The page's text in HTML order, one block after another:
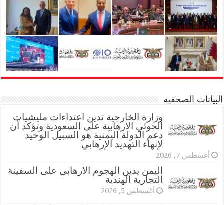
البيانات الصحفية
وزارة الخارجية تدين اعتداءات مليشيات
الحوثي الارهابية على السعودية وتؤكد أن
دعم الدولة اليمنية هو السبيل الوحيد
لإنهاء التهديد الإرهابي
أغسطس 7, 2026
اليمن يدين الهجوم الارهابي على السفينة
التجارية الهندية
أغسطس 5, 2026